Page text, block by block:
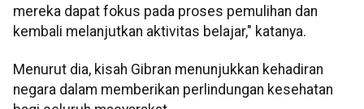
mereka dapat fokus pada proses pemulihan dan
kembali melanjutkan aktivitas belajar," katanya.
Menurut dia, kisah Gibran menunjukkan kehadiran
negara dalam memberikan perlindungan kesehatan